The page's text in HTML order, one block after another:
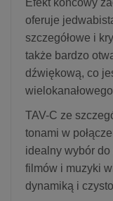
oferuje
szczegółowe i
także bardzo
dźwiękową, co
TAV-C ze
tonami w
idealny wybór
filmów i muzyki
dynamiką i